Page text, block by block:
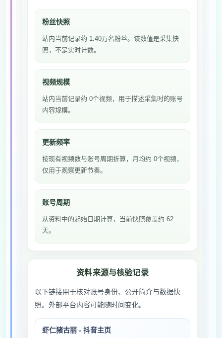
粉丝快照
站内当前记录约 1.40万名粉丝。该数值是采集快
照，不是实时计数。
视频规模
站内当前记录约 0个视频，用于描述采集时的账号
内容规模。
更新频率
按现有视频数与账号周期折算，月均约 0个视频，
仅用于观察更新节奏。
账号周期
从资料中的起始日期计算，当前快照覆盖约 62
天。
资料来源与核验记录
以下链接用于核对账号身份、公开简介与数据快
照。外部平台内容可能随时间变化。
虾仁猪古丽 - 抖音主页